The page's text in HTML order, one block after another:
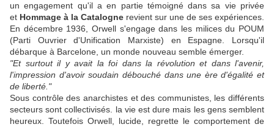
un engagement qu'il a en partie témoigné dans sa vie privée
et Hommage à la Catalogne revient sur une de ses expériences.
En décembre 1936, Orwell s'engage dans les milices du POUM
(Parti Ouvrier d'Unification Marxiste) en Espagne. Lorsqu'il
débarque à Barcelone, un monde nouveau semble émerger.
"Et surtout il y avait la foi dans la révolution et dans l'avenir,
l'impression d'avoir soudain débouché dans une ère d'égalité et
de liberté."
Sous contrôle des anarchistes et des communistes, les différents
secteurs sont collectivisés. la vie est dure mais les gens semblent
heureux. Toutefois Orwell, lucide, regrette le comportement de